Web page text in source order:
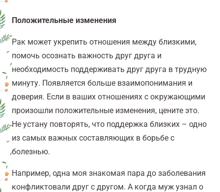
Положительные изменения
Рак может укрепить отношения между близкими,
помочь осознать важность друг друга и
необходимость поддерживать друг друга в трудную
минуту. Появляется больше взаимопонимания и
доверия. Если в ваших отношениях с окружающими
произошли положительные изменения, цените это.
Не устану повторять, что поддержка близких – одно
из самых важных составляющих в борьбе с
болезнью.
Например, одна моя знакомая пара до заболевания
конфликтовали друг с другом. А когда муж узнал о